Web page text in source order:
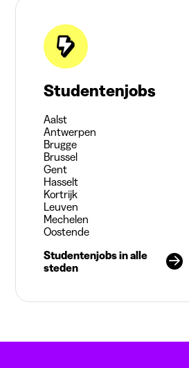
Studentenjobs
Aalst
Antwerpen
Brugge
Brussel
Gent
Hasselt
Kortrijk
Leuven
Mechelen
Oostende
Studentenjobs in alle
steden